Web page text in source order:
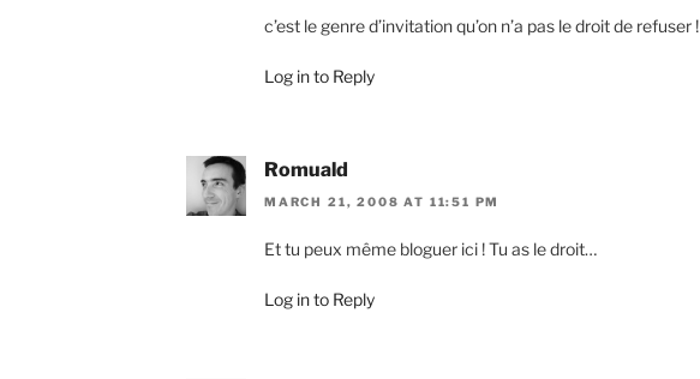
c’est le genre d’invitation qu’on n’a pas le droit de refuser !
Log in to Reply
Romuald
MARCH 21, 2008 AT 11:51 PM
Et tu peux même bloguer ici ! Tu as le droit…
Log in to Reply